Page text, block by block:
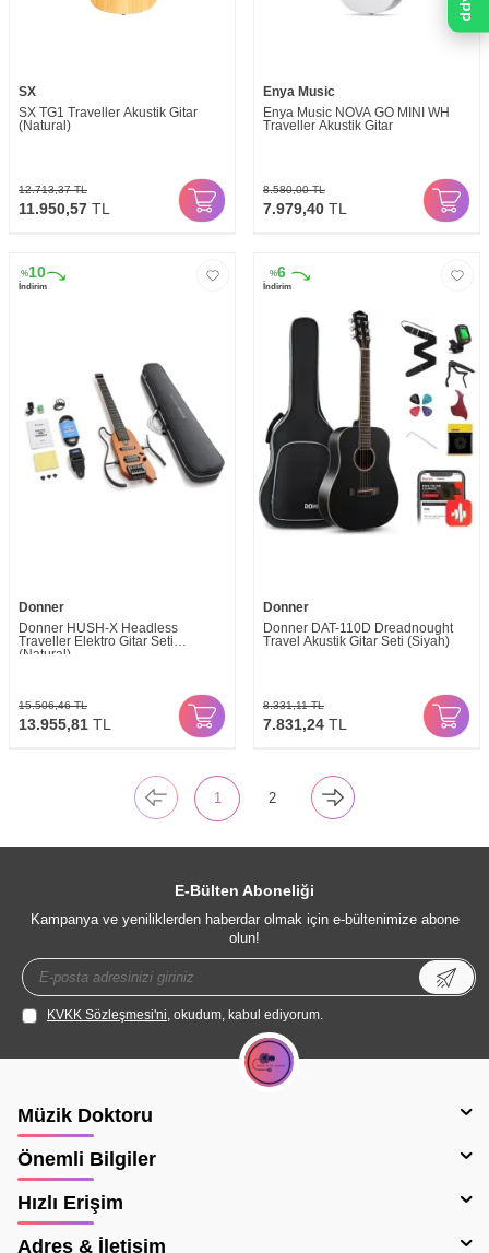
SX
SX TG1 Traveller Akustik Gitar
(Natural)
12.713,37TL
11.950,57 TL
Enya Music
Enya Music NOVA GO MINI WH
Traveller Akustik Gitar
8.580,00TL
7.979,40 TL
%10
İndirim
Donner
Donner HUSH-X Headless
Traveller Elektro Gitar Seti
(Natural)
15.506,46TL
13.955,81 TL
%6
İndirim
Donner
Donner DAT-110D Dreadnought
Travel Akustik Gitar Seti (Siyah)
8.331,11TL
7.831,24 TL
1 2
E-Bülten Aboneliği
Kampanya ve yeniliklerden haberdar olmak için e-bültenimize abone
olun!
KVKK Sözleşmesi'ni, okudum, kabul ediyorum.
Müzik Doktoru
Önemli Bilgiler
Hızlı Erişim
Adres & İletişim